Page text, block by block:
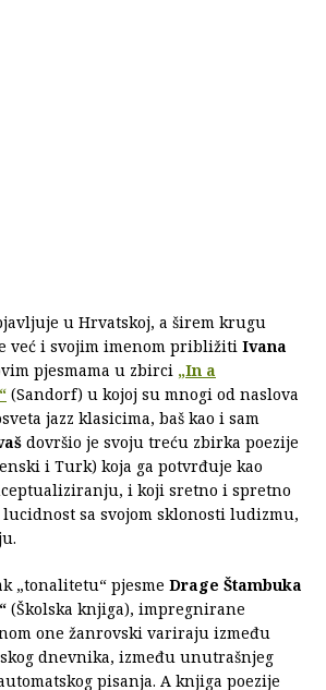
u Hrvatskoj, a širem krugu
već i svojim imenom približiti Ivana
pjesmama u zbirci „In a
(Sandorf) u kojoj su mnogi od naslova
jazz klasicima, baš kao i sam
dovršio je svoju treću zbirka poezije
i Turk) koja ga potvrđuje kao
i koji sretno i spretno
sa svojom sklonosti ludizmu,
„tonalitetu“ pjesme Drage Štambuka
(Školska knjiga), impregnirane
one žanrovski variraju između
dnevnika, između unutrašnjeg
pisanja. A knjiga poezije